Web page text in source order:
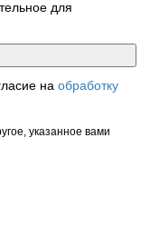
для
на обработку
указанное вами